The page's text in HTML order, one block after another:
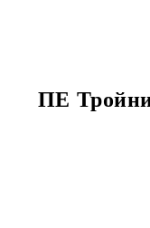
ПЕ